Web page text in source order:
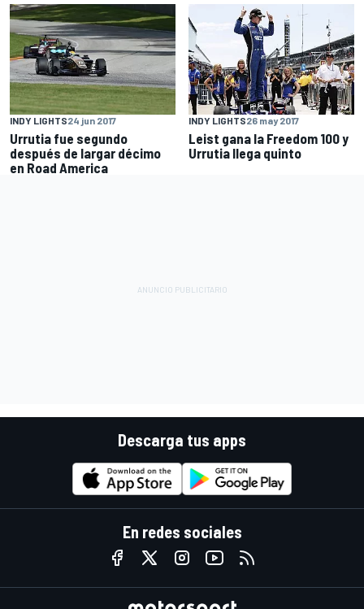
INDY LIGHTS24 jun 2017
Urrutia fue segundo
después de largar décimo
en Road America
INDY LIGHTS26 may 2017
Leist gana la Freedom 100 y
Urrutia llega quinto
Descarga tus apps
En redes sociales